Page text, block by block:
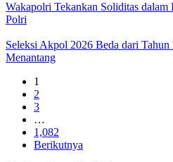
Wakapolri Tekankan Soliditas dalam
Polri
Seleksi Akpol 2026 Beda dari
Menantang
1
2
3
…
1,082
Berikutnya